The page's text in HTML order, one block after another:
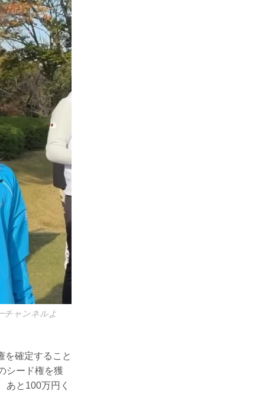
チャンネルよ
を確定すること
シード権を獲
あと100万円く